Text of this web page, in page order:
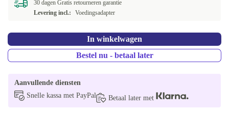
NL (Nederlands)
PT (Portugees) +€78,50
CZ (Tsjechisch)
30 dagen Gratis retourneren garantie
Levering incl.:
Voedingsadapter
In winkelwagen
Bestel nu - betaal later
Aanvullende diensten
Snelle kassa met PayPal
Betaal later met